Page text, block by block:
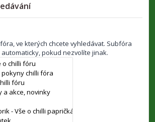
ve kterých chcete vyhledávat. Subfóra
pokud nezvolíte jinak.